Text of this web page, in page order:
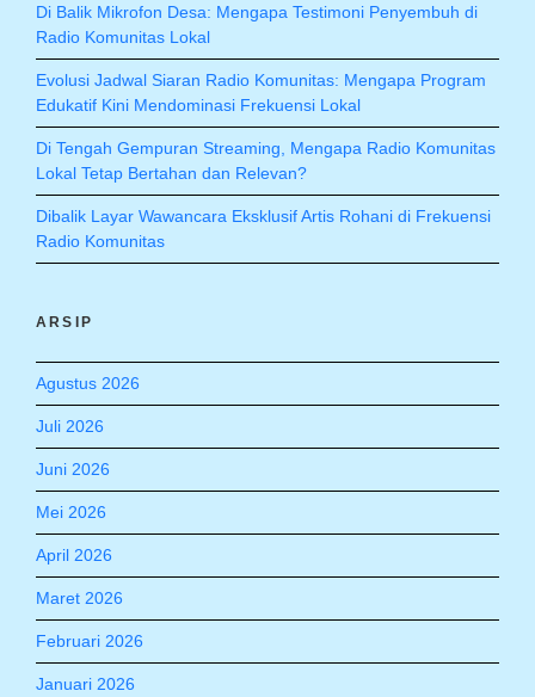
Di Balik Mikrofon Desa: Mengapa Testimoni Penyembuh di
Radio Komunitas Lokal
Evolusi Jadwal Siaran Radio Komunitas: Mengapa Program
Edukatif Kini Mendominasi Frekuensi Lokal
Di Tengah Gempuran Streaming, Mengapa Radio Komunitas
Lokal Tetap Bertahan dan Relevan?
Dibalik Layar Wawancara Eksklusif Artis Rohani di Frekuensi
Radio Komunitas
ARSIP
Agustus 2026
Juli 2026
Juni 2026
Mei 2026
April 2026
Maret 2026
Februari 2026
Januari 2026